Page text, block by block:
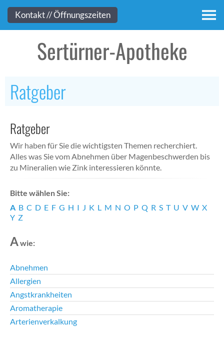
Kontakt
Sertürner-Apotheke
Ratgeber
Ratgeber
Wir haben für Sie die wichtigsten Themen recherchiert.
Alles was Sie vom Abnehmen über Magenbeschwerden bis
zu Mineralien wie Zink interessieren könnte.
Bitte wählen Sie:
A B C D E F G H I J K L M N O P Q R S T U V W X
Y Z
Awie:
Abnehmen
Allergien
Angstkrankheiten
Aromatherapie
Arterienverkalkung
Kontakt // Öffnungszeiten